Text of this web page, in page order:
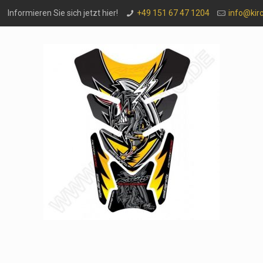
Informieren Sie sich jetzt hier! +49 151 67 47 1204